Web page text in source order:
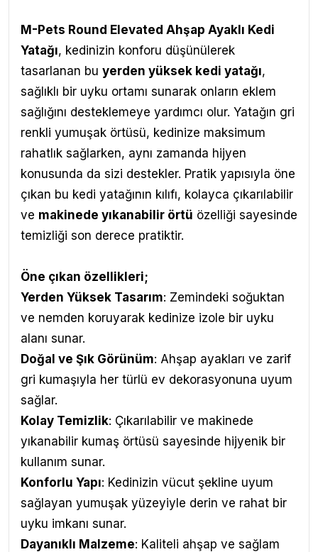
M-Pets Round Elevated Ahşap Ayaklı Kedi
Yatağı, kedinizin konforu düşünülerek
tasarlanan bu yerden yüksek kedi yatağı,
sağlıklı bir uyku ortamı sunarak onların eklem
sağlığını desteklemeye yardımcı olur. Yatağın gri
renkli yumuşak örtüsü, kedinize maksimum
rahatlık sağlarken, aynı zamanda hijyen
konusunda da sizi destekler. Pratik yapısıyla öne
çıkan bu kedi yatağının kılıfı, kolayca çıkarılabilir
ve makinede yıkanabilir örtü özelliği sayesinde
temizliği son derece pratiktir.
Öne çıkan özellikleri;
Yerden Yüksek Tasarım: Zemindeki soğuktan
ve nemden koruyarak kedinize izole bir uyku
alanı sunar.
Doğal ve Şık Görünüm: Ahşap ayakları ve zarif
gri kumaşıyla her türlü ev dekorasyonuna uyum
sağlar.
Kolay Temizlik: Çıkarılabilir ve makinede
yıkanabilir kumaş örtüsü sayesinde hijyenik bir
kullanım sunar.
Konforlu Yapı: Kedinizin vücut şekline uyum
sağlayan yumuşak yüzeyiyle derin ve rahat bir
uyku imkanı sunar.
Dayanıklı Malzeme: Kaliteli ahşap ve sağlam